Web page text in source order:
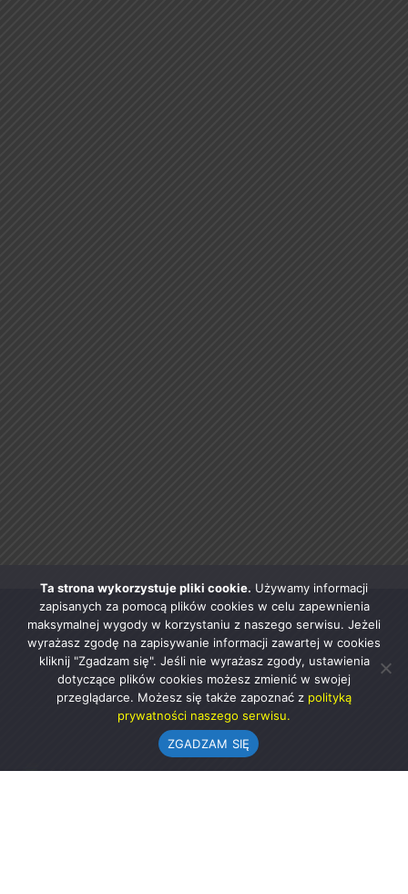
Ta strona wykorzystuje pliki cookie. Używamy informacji
zapisanych za pomocą plików cookies w celu zapewnienia
maksymalnej wygody w korzystaniu z naszego serwisu. Jeżeli
wyrażasz zgodę na zapisywanie informacji zawartej w cookies
kliknij "Zgadzam się". Jeśli nie wyrażasz zgody, ustawienia
dotyczące plików cookies możesz zmienić w swojej
przeglądarce. Możesz się także zapoznać z polityką
prywatności naszego serwisu.
ZGADZAM SIĘ